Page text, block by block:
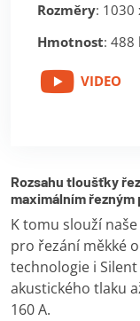
Rozměry: 1030
Hmotnost: 488
VIDEO
Rozsahu tloušťky
maximálním řezným
K tomu slouží
pro řezání měkké
technologie i
akustického tlaku
160 A.